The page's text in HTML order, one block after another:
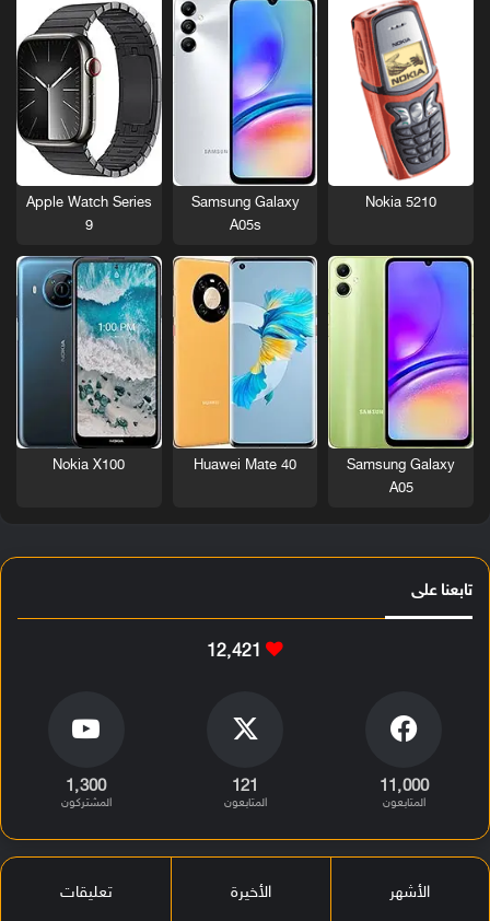
Nokia 5210
Samsung Galaxy
A05s
Apple Watch Series
9
Samsung Galaxy
A05
Huawei Mate 40
Nokia X100
تابعنا على
12٬421
11٬000
المتابعون
121
المتابعون
1٬300
المشتركون
الأشهر الأخيرة تعليقات